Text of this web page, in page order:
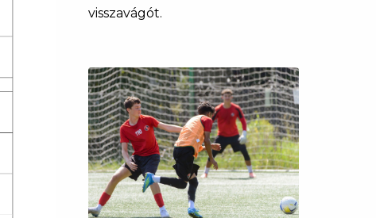
visszavágót.